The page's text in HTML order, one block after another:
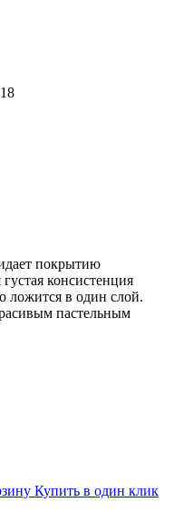
покрытию
консистенция
ложится в один слой.
пастельным
Купить в один клик